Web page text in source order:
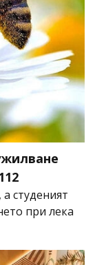
студеният
при лека